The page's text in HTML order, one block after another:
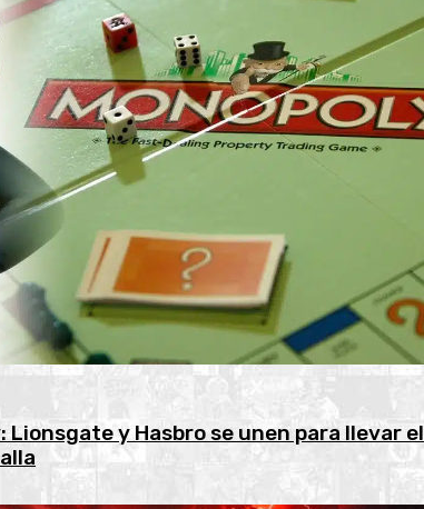
Lionsgate y Hasbro se unen para llevar el